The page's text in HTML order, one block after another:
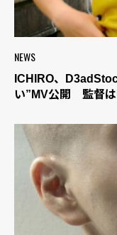
NEWS
ICHIRO、
い”MV公開 監督は